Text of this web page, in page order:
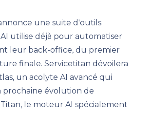
une suite d'outils
utilise déjà pour automatiser
leur back-office, du premier
finale. Servicetitan dévoilera
un acolyte AI avancé qui
prochaine évolution de
le moteur AI spécialement